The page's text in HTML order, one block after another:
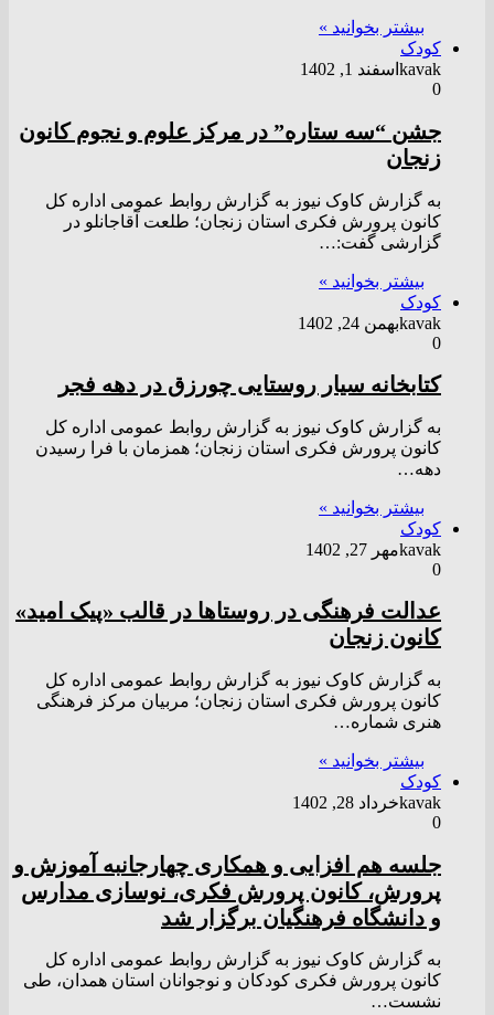
بیشتر بخوانید »
کودک
kavak اسفند 1, 1402
0
جشن “سه ستاره” در مرکز علوم و نجوم کانون
زنجان
به گزارش کاوک نیوز به گزارش روابط عمومی اداره کل
کانون پرورش فکری استان زنجان؛ طلعت آقاجانلو در
گزارشی گفت:…
بیشتر بخوانید »
کودک
kavakبهمن 24, 1402
0
کتابخانه سیار روستایی چورزق در دهه فجر
به گزارش کاوک نیوز به گزارش روابط عمومی اداره کل
کانون پرورش فکری استان زنجان؛ همزمان با فرا رسیدن
دهه…
بیشتر بخوانید »
کودک
kavakمهر 27, 1402
0
عدالت فرهنگی در روستاها در قالب «پیک امید»
کانون زنجان
به گزارش کاوک نیوز به گزارش روابط عمومی اداره کل
کانون پرورش فکری استان زنجان؛ مربیان مرکز فرهنگی
هنری شماره…
بیشتر بخوانید »
کودک
kavakخرداد 28, 1402
0
جلسه هم افزایی و همکاری چهارجانبه آموزش و
پرورش، کانون پرورش فکری، نوسازی مدارس
و دانشگاه فرهنگیان برگزار شد
به گزارش کاوک نیوز به گزارش روابط عمومی اداره کل
کانون پرورش فکری کودکان و نوجوانان استان همدان، طی
نشست…